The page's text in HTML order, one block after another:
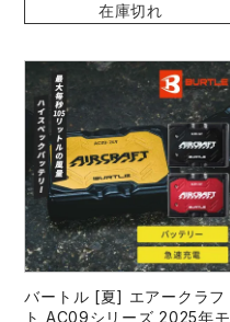
在庫切れ
バートル [夏] エアークラフ
ト AC09シリーズ 2025年モ